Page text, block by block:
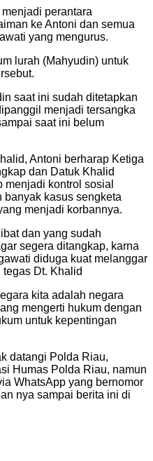
perantara
ke Antoni dan semua
yang mengurus.
lurah (Mahyudin) untuk
saat ini sudah ditetapkan
menjadi tersangka
saat ini belum
Antoni berharap Ketiga
dan Datuk Khalid
menjadi kontrol sosial
banyak kasus sengketa
menjadi korbannya.
dan yang sudah
segera ditangkap, karna
diduga kuat melanggar
Dt. Khalid
kita adalah negara
mengerti hukum dengan
untuk kepentingan
datangi Polda Riau,
Humas Polda Riau, namun
WhatsApp yang bernomor
nya sampai berita ini di